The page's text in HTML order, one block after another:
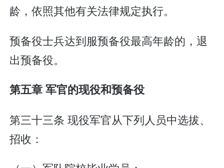
龄，依照其他有关法律规定执行。
预备役士兵达到服预备役最高年龄的，退
出预备役。
第五章 军官的现役和预备役
第三十三条 现役军官从下列人员中选拔、
招收：